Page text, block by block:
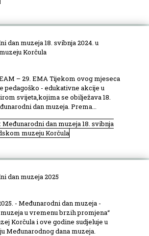
dan muzeja 18. svibnja 2024. u
Korčula
– 29. EMA Tijekom ovog mjeseca
pedagoško - edukativne akcije u
svijeta,kojima se obilježava 18.
dan muzeja. Prema...
Međunarodni dan muzeja 18. svibnja
muzeju Korčula
dan muzeja 2025
- Međunarodni dan muzeja -
muzeja u vremenu brzih promjena“
Korčula i ove godine sudjeluje u
Međunarodnog dana muzeja.